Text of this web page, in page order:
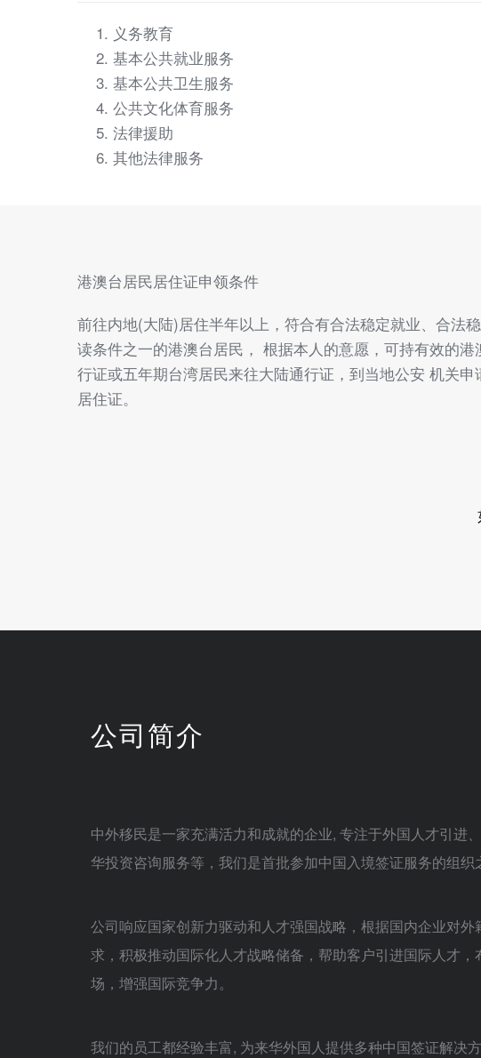
义务教育
基本公共就业服务
基本公共卫生服务
公共文化体育服务
法律援助
其他法律服务
港澳台居民居住证申领条件
前往内地(大陆)居住半年以上，符合有合法稳定就业、合法
读条件之一的港澳台居民， 根据本人的意愿，可持有效的港
行证或五年期台湾居民来往大陆通行证，到当地公安 机关申
居住证。
公司简介
中外移民是一家充满活力和成就的企业, 专注于外国人才引进
华投资咨询服务等，我们是首批参加中国入境签证服务的组织
公司响应国家创新力驱动和人才强国战略，根据国内企业对外
求，积极推动国际化人才战略储备，帮助客户引进国际人才，
场，增强国际竞争力。
我们的员工都经验丰富, 为来华外国人提供多种中国签证解决